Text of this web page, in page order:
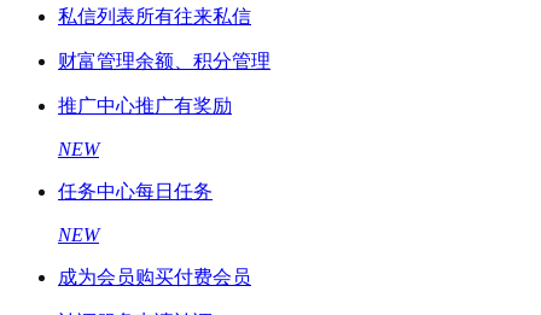
私信列表所有往来私信
财富管理余额、积分管理
推广中心推广有奖励
NEW
任务中心每日任务
NEW
成为会员购买付费会员